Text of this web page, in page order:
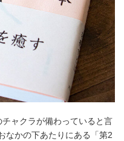
ャクラが備わっていると言
なかの下あたりにある「第2